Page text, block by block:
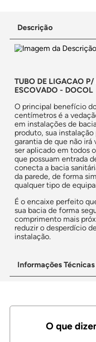
Descrição
TUBO DE LIGACAO
ESCOVADO - DOCOL
O principal benefício
centímetros é a
em instalações de
produto, sua
garantia de que não irá
ser aplicado em todos
que possuam entrada
conecta a bacia
da parede, de forma
qualquer tipo de
É o encaixe perfeito
sua bacia de forma
comprimento mais
reduzir o desperdício
instalação.
Informações Técnicas